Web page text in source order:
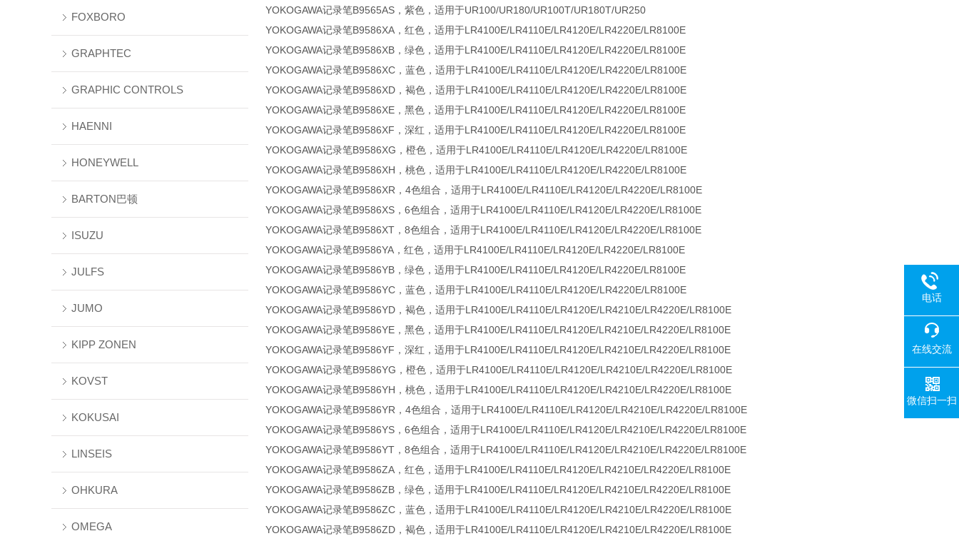
FOXBORO
GRAPHTEC
GRAPHIC CONTROLS
HAENNI
HONEYWELL
BARTON巴顿
ISUZU
JULFS
JUMO
KIPP ZONEN
KOVST
KOKUSAI
LINSEIS
OHKURA
OMEGA
YOKOGAWA记录笔B9565AS，紫色，适用于UR100/UR180/UR100T/UR180T/UR250
YOKOGAWA记录笔B9586XA，红色，适用于LR4100E/LR4110E/LR4120E/LR4220E/LR8100E
YOKOGAWA记录笔B9586XB，绿色，适用于LR4100E/LR4110E/LR4120E/LR4220E/LR8100E
YOKOGAWA记录笔B9586XC，蓝色，适用于LR4100E/LR4110E/LR4120E/LR4220E/LR8100E
YOKOGAWA记录笔B9586XD，褐色，适用于LR4100E/LR4110E/LR4120E/LR4220E/LR8100E
YOKOGAWA记录笔B9586XE，黑色，适用于LR4100E/LR4110E/LR4120E/LR4220E/LR8100E
YOKOGAWA记录笔B9586XF，深红，适用于LR4100E/LR4110E/LR4120E/LR4220E/LR8100E
YOKOGAWA记录笔B9586XG，橙色，适用于LR4100E/LR4110E/LR4120E/LR4220E/LR8100E
YOKOGAWA记录笔B9586XH，桃色，适用于LR4100E/LR4110E/LR4120E/LR4220E/LR8100E
YOKOGAWA记录笔B9586XR，4色组合，适用于LR4100E/LR4110E/LR4120E/LR4220E/LR8100E
YOKOGAWA记录笔B9586XS，6色组合，适用于LR4100E/LR4110E/LR4120E/LR4220E/LR8100E
YOKOGAWA记录笔B9586XT，8色组合，适用于LR4100E/LR4110E/LR4120E/LR4220E/LR8100E
YOKOGAWA记录笔B9586YA，红色，适用于LR4100E/LR4110E/LR4120E/LR4220E/LR8100E
YOKOGAWA记录笔B9586YB，绿色，适用于LR4100E/LR4110E/LR4120E/LR4220E/LR8100E
YOKOGAWA记录笔B9586YC，蓝色，适用于LR4100E/LR4110E/LR4120E/LR4220E/LR8100E
YOKOGAWA记录笔B9586YD，褐色，适用于LR4100E/LR4110E/LR4120E/LR4210E/LR4220E/LR8100E
YOKOGAWA记录笔B9586YE，黑色，适用于LR4100E/LR4110E/LR4120E/LR4210E/LR4220E/LR8100E
YOKOGAWA记录笔B9586YF，深红，适用于LR4100E/LR4110E/LR4120E/LR4210E/LR4220E/LR8100E
YOKOGAWA记录笔B9586YG，橙色，适用于LR4100E/LR4110E/LR4120E/LR4210E/LR4220E/LR8100E
YOKOGAWA记录笔B9586YH，桃色，适用于LR4100E/LR4110E/LR4120E/LR4210E/LR4220E/LR8100E
YOKOGAWA记录笔B9586YR，4色组合，适用于LR4100E/LR4110E/LR4120E/LR4210E/LR4220E/LR8100E
YOKOGAWA记录笔B9586YS，6色组合，适用于LR4100E/LR4110E/LR4120E/LR4210E/LR4220E/LR8100E
YOKOGAWA记录笔B9586YT，8色组合，适用于LR4100E/LR4110E/LR4120E/LR4210E/LR4220E/LR8100E
YOKOGAWA记录笔B9586ZA，红色，适用于LR4100E/LR4110E/LR4120E/LR4210E/LR4220E/LR8100E
YOKOGAWA记录笔B9586ZB，绿色，适用于LR4100E/LR4110E/LR4120E/LR4210E/LR4220E/LR8100E
YOKOGAWA记录笔B9586ZC，蓝色，适用于LR4100E/LR4110E/LR4120E/LR4210E/LR4220E/LR8100E
YOKOGAWA记录笔B9586ZD，褐色，适用于LR4100E/LR4110E/LR4120E/LR4210E/LR4220E/LR8100E
电话
在线交流
微信扫一扫